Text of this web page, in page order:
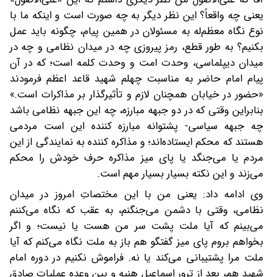
یعنی چه واقعاً؟ این نظر دیگر به چه صورت است و اینکه ما با
نوع نگاه معظم‌له به مسئولان در همین پیام، چگونه باید عمل
بکنیم؟ به طور قطع، رمز پیروزی چه در میدان نظامی و چه در
میدان دیپلماسی، وحدت امت و وحدت کلمه است؛ که در آن
پیام امام حاضر به مناسبت چهلم شهید قاعد اعظم فرمودند
«حضور در خیابان همچنان لازم و تأثیرگذار بر مذاکرات است.»
بنابراین وقتی که در دو جبهه مبارزه، چه این جبهه نظامی باشد
چه جبهه سیاسی- پشتوانه مبارزه کننده این است مردمی
هستند که محکم ایستاده‌اند؛ و مذاکره کننده به نمایندگی از این
مردم یا می‌جنگد یا پای میز مذاکره حرف خودش را محکم
می‌زند و این نکته بسیار بسیار مهم است.
وی ادامه داد: یعنی من با این مختصاتِ امروز در میدان
نظامی، وقتی با دشمن می‌جنگنم، به عقب که نگاه می‌کننم
می‌بینم که آیا ملت پشت سر من هست یا نیست؛ و اگر
بخواهم بروم پای میز گفتگو هم باز به ملت نگاه می‌کنم که آیا
ملت مرا پشتیبانی می‌کند یا نه. فراموش نکنیم در دوره امام
شهید هم، بعد از ترور اسماعیل هنیه و بین وعده عملیات صادق